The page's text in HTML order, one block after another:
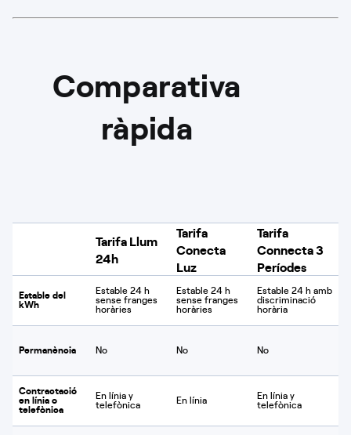
Comparativa
ràpida
Tarifa Llum
24h
Tarifa
Conecta
Luz
Tarifa
Connecta 3
Períodes
Estable del
kWh
Estable 24 h
sense franges
horàries
Estable 24 h
sense franges
horàries
Estable 24 h amb
discriminació
horària
Permanència No No No
Contractació
en línia o
telefònica
En línia y
telefònica En línia En línia y
telefònica